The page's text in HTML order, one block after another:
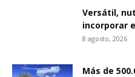
Versátil,
incorporar
8 agosto, 2026
Más de